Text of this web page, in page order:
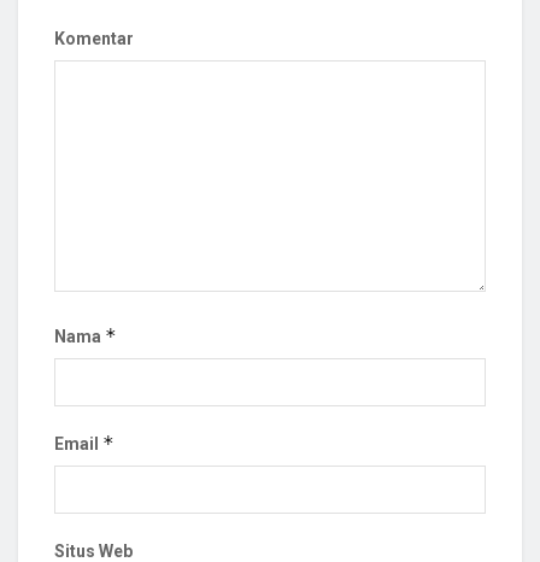
Komentar
Nama *
Email *
Situs Web